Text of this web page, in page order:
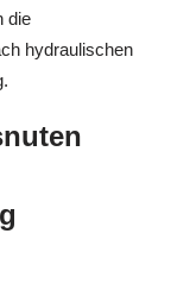
die
hydraulischen